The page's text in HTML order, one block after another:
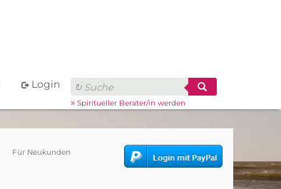
Login
» Spiritueller Berater/in werden
Für Neukunden